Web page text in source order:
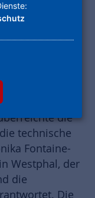
in Frankfurt-
(DGNB) mit
Prof. Dr.
die
technische
Fontaine-
Westphal, der
die
Die